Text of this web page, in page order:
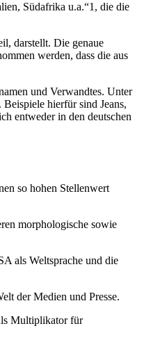
Südafrika u.a.“1, die die
darstellt. Die genaue
werden, dass die aus
und Verwandtes. Unter
hierfür sind Jeans,
entweder in den deutschen
so hohen Stellenwert
morphologische sowie
als Weltsprache und die
der Medien und Presse.
Multiplikator für